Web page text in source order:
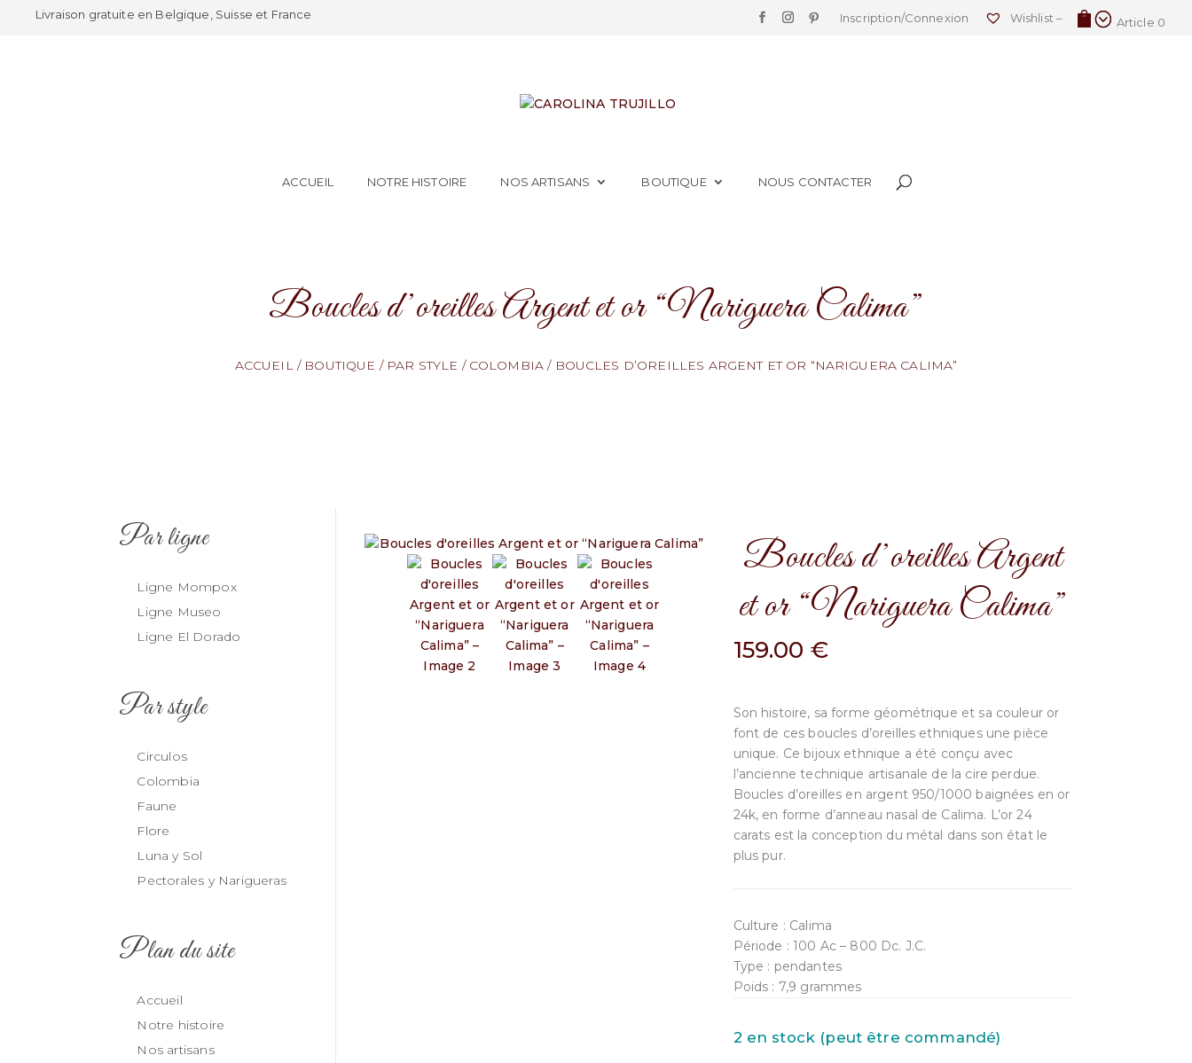
Livraison gratuite en Belgique, Suisse et France Inscription/Connexion Wishlist – Article 0
ACCUEIL NOTRE HISTOIRE NOS ARTISANS BOUTIQUE NOUS CONTACTER
Boucles d’oreilles Argent et or “Nariguera Calima”
ACCUEIL/ BOUTIQUE / PAR STYLE / COLOMBIA / BOUCLES D’OREILLES ARGENT ET OR “NARIGUERA CALIMA”
Par ligne
Ligne Mompox
Ligne Museo
Ligne El Dorado
Par style
Circulos
Colombia
Faune
Flore
Luna y Sol
Pectorales y Narigueras
Plan du site
Accueil
Notre histoire
Nos artisans
Boucles d’oreilles Argent
et or “Nariguera Calima”
159.00 €
Son histoire, sa forme géométrique et sa couleur or
font de ces boucles d’oreilles ethniques une pièce
unique. Ce bijoux ethnique a été conçu avec
l’ancienne technique artisanale de la cire perdue.
Boucles d’oreilles en argent 950/1000 baignées en or
24k, en forme d’anneau nasal de Calima. L’or 24
carats est la conception du métal dans son état le
plus pur.
Culture : Calima
Période : 100 Ac – 800 Dc. J.C.
Type : pendantes
Poids : 7,9 grammes
2 en stock (peut être commandé)